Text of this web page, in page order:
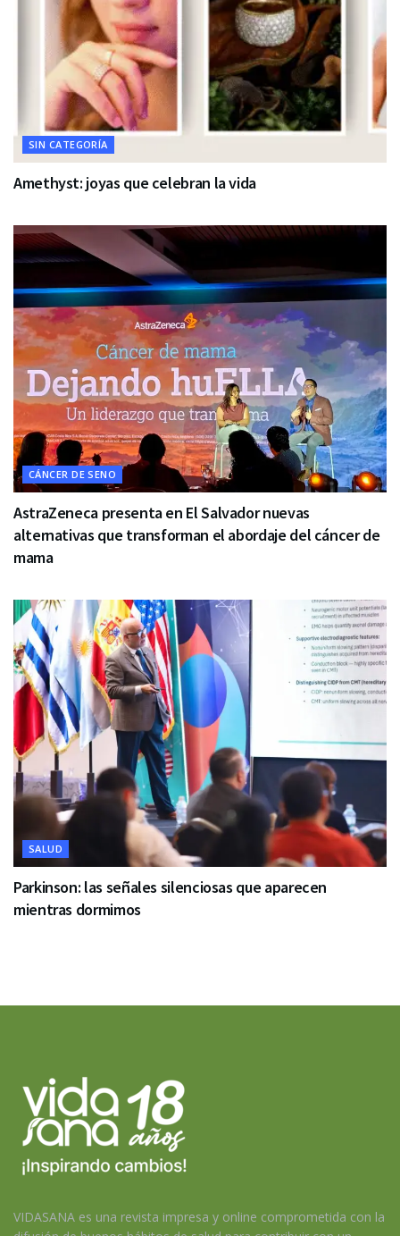
SIN CATEGORÍA
Amethyst: joyas que celebran la vida
CÁNCER DE SENO
AstraZeneca presenta en El Salvador nuevas
alternativas que transforman el abordaje del cáncer de
mama
SALUD
Parkinson: las señales silenciosas que aparecen
mientras dormimos
VIDASANA es una revista impresa y online comprometida con la